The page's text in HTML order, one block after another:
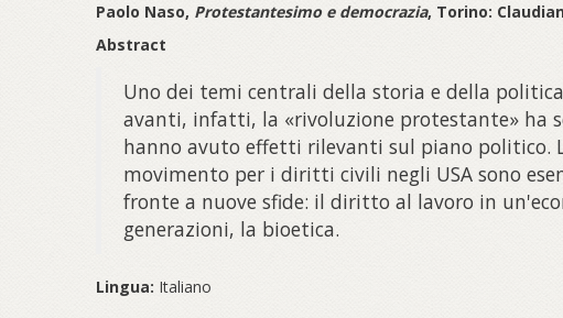
Paolo Naso, Protestantesimo e democrazia, Torino:
Abstract
Uno dei temi centrali della storia e della
avanti, infatti, la «rivoluzione protestante» ha
hanno avuto effetti rilevanti sul piano politico.
movimento per i diritti civili negli USA sono
fronte a nuove sfide: il diritto al lavoro in
generazioni, la bioetica.
Lingua: Italiano